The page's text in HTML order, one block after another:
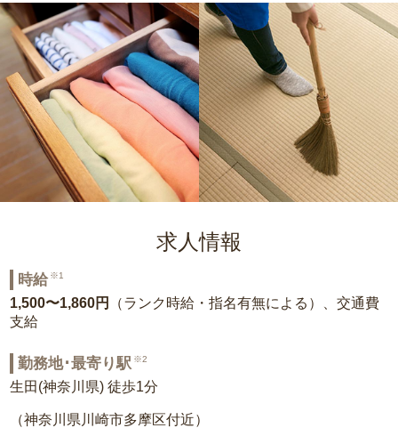
求人情報
時給 ※1
1,500〜1,860円
（ランク時給・指名有無による）、交通費
支給
勤務地･最寄り駅 ※2
生田(神奈川県) 徒歩1分
（神奈川県川崎市多摩区付近）